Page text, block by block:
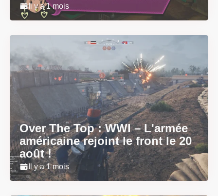
Il y a 1 mois
Over The Top : WWI – L'armée
américaine rejoint le front le 20
août !
Il y a 1 mois